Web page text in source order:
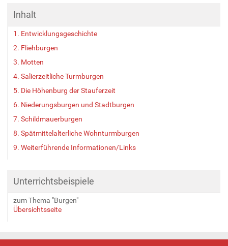
B
l
i
n
v
l
l
r
G
ß
…
Inhalt
1. Entwicklungsgeschichte
2. Fliehburgen
3. Motten
4. Salierzeitliche Turmburgen
5. Die Höhenburg der Stauferzeit
6. Niederungsburgen und Stadtburgen
7. Schildmauerburgen
8. Spätmittelalterliche Wohnturmburgen
9. Weiterführende Informationen/Links
Unterrichtsbeispiele
zum Thema "Burgen"
Übersichtsseite